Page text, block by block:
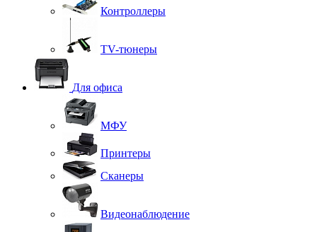
Контроллеры
TV-тюнеры
Для офиса
МФУ
Принтеры
Сканеры
Видеонаблюдение